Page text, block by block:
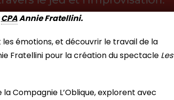
CPAAnnie Fratellini.
émotions, et découvrir le travail de la
Fratellini pour la création du spectacle Les
Compagnie L’Oblique, explorent avec